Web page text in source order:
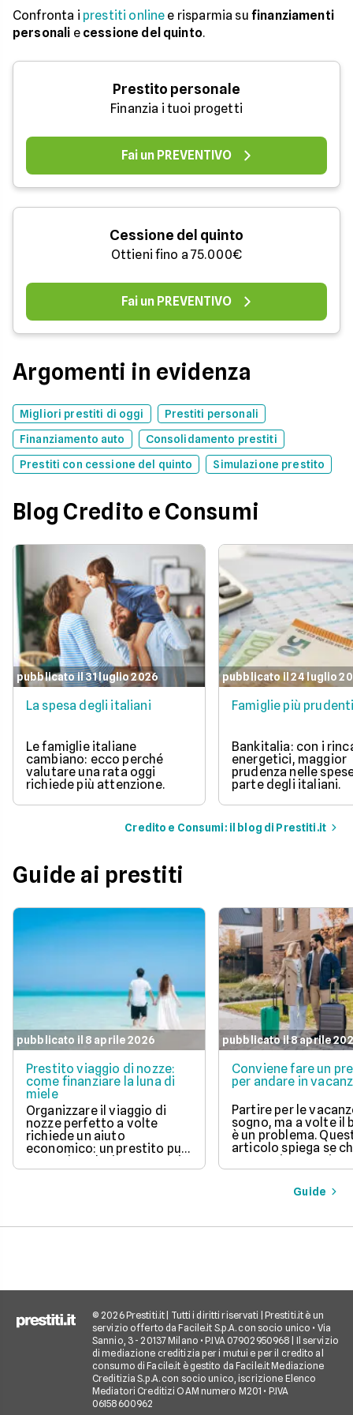
Confronta i prestiti online e risparmia su finanziamenti
personali e cessione del quinto.
Prestito personale
Finanzia i tuoi progetti
Fai un PREVENTIVO
Cessione del quinto
Ottieni fino a 75.000€
Fai un PREVENTIVO
Argomenti in evidenza
Migliori prestiti di oggi
Prestiti personali
Finanziamento auto
Consolidamento prestiti
Prestiti con cessione del quinto
Simulazione prestito
Blog Credito e Consumi
pubblicato il 31 luglio 2026
La spesa degli italiani
Le famiglie italiane
cambiano: ecco perché
valutare una rata oggi
richiede più attenzione.
pubblicato il 24 luglio
Famiglie più
Bankitalia: con i
energetici, maggior
prudenza nelle
parte degli italiani.
Credito e Consumi: il blog di Prestiti.it
Guide ai prestiti
pubblicato il 8 aprile 2026
Prestito viaggio di nozze:
come finanziare la luna di
miele
Organizzare il viaggio di
nozze perfetto a volte
richiede un aiuto
economico: un prestito può
come funziona, quali tipi ci
pubblicato il 8 aprile
Conviene fare un
per andare in
Partire per le
sogno, ma a volte il
è un problema.
articolo spiega se
una buona idea,
vantaggi come la
di partire subito e
pagare. Scopri
Guide
© 2026 Prestiti.it | Tutti i diritti riservati | Prestiti.it è un
servizio offerto da Facile.it S.p.A. con socio unico • Via
Sannio, 3 - 20137 Milano • P.IVA 07902950968 | Il servizio
di mediazione creditizia per i mutui e per il credito al
consumo di Facile.it è gestito da Facile.it Mediazione
Creditizia S.p.A. con socio unico, iscrizione Elenco
Mediatori Creditizi OAM numero M201 • P.IVA
06158600962